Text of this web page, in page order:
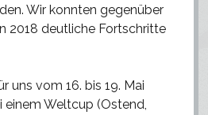
Wir konnten gegenüber
2018 deutliche Fortschritte
uns vom 16. bis 19. Mai
einem Weltcup (Ostend,